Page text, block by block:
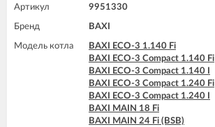
Артикул 9951330
Бренд BAXI
Модель котла
BAXI ECO-3 1.140 Fi
BAXI ECO-3 Compact 1.140 Fi
BAXI ECO-3 Compact 1.140 I
BAXI ECO-3 Compact 1.240 Fi
BAXI ECO-3 Compact 1.240 I
BAXI MAIN 18 Fi
BAXI MAIN 24 Fi (BSB)